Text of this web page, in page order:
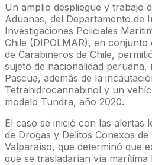
Un amplio despliegue y trabajo
Aduanas, del Departamento de
Investigaciones Policiales
Chile (DIPOLMAR), en
de Carabineros de Chile,
sujeto de nacionalidad peruana,
Pascua, además de la
Tetrahidrocannabinol y un
modelo Tundra, año 2020.
El caso se inició con las alertas
de Drogas y Delitos Conexos de
Valparaíso, que determinó que
que se trasladarían vía marítima